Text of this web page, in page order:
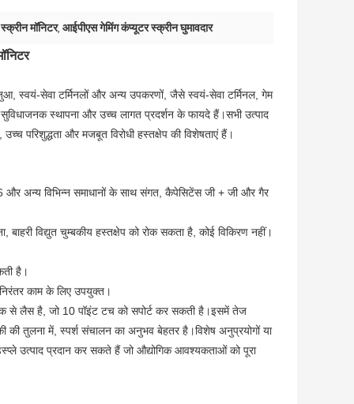
मॉनिटर, आईपीएस गेमिंग कंप्यूटर स्क्रीन घुमावदार
स्वयं-सेवा टर्मिनलों और अन्य उपकरणों, जैसे स्वयं-सेवा टर्मिनल, गेम
स्थापना और उच्च लागत प्रदर्शन के फायदे हैं।सभी उत्पाद
परिशुद्धता और मजबूत विरोधी हस्तक्षेप की विशेषताएं हैं।
अन्य विभिन्न समाधानों के साथ संगत, कैपेसिटेंस जी + जी और गैर
विद्युत चुम्बकीय हस्तक्षेप को रोक सकता है, कोई विकिरण नहीं।
है।
काम के लिए उपयुक्त।
से लैस है, जो 10 पॉइंट टच को सपोर्ट कर सकती है।इसमें तेज
की तुलना में, स्पर्श संचालन का अनुभव बेहतर है।विशेष अनुप्रयोगों या
उत्पाद प्रदान कर सकते हैं जो औद्योगिक आवश्यकताओं को पूरा